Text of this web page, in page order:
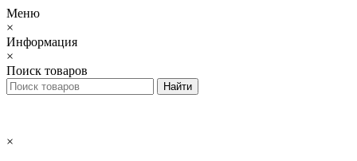
Меню
×
Информация
×
Поиск товаров
×